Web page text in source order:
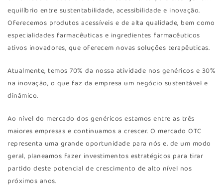
equilíbrio entre sustentabilidade, acessibilidade e inovação.
Oferecemos produtos acessíveis e de alta qualidade, bem como
especialidades farmacêuticas e ingredientes farmacêuticos
ativos inovadores, que oferecem novas soluções terapêuticas.
Atualmente, temos 70% da nossa atividade nos genéricos e 30%
na inovação, o que faz da empresa um negócio sustentável e
dinâmico.
Ao nível do mercado dos genéricos estamos entre as três
maiores empresas e continuamos a crescer. O mercado OTC
representa uma grande oportunidade para nós e, de um modo
geral, planeamos fazer investimentos estratégicos para tirar
partido deste potencial de crescimento de alto nível nos
próximos anos.